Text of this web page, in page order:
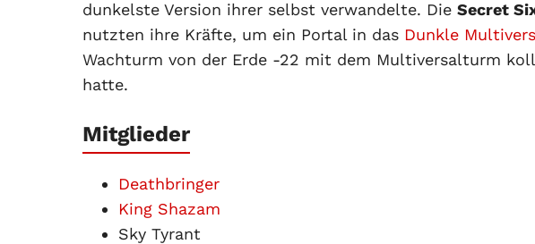
dunkelste Version ihrer selbst verwandelte. Die Secret
nutzten ihre Kräfte, um ein Portal in das Dunkle
Wachturm von der Erde -22 mit dem Multiversalturm
hatte.
Mitglieder
Deathbringer
King Shazam
Sky Tyrant